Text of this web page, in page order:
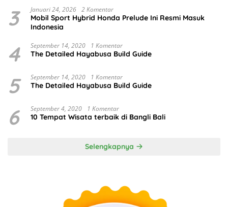
3 Januari 24, 2026 2 Komentar
Mobil Sport Hybrid Honda Prelude Ini Resmi Masuk
Indonesia
4 September 14, 2020 1 Komentar
The Detailed Hayabusa Build Guide
5 September 14, 2020 1 Komentar
The Detailed Hayabusa Build Guide
6 September 4, 2020 1 Komentar
10 Tempat Wisata terbaik di Bangli Bali
Selengkapnya